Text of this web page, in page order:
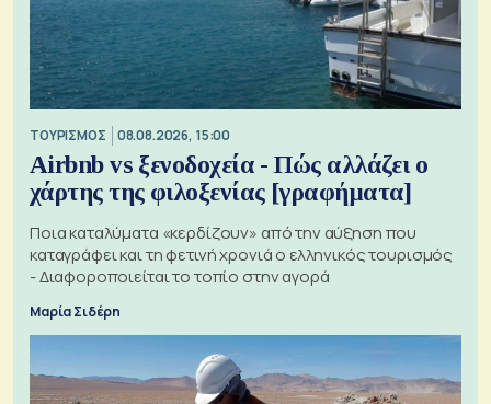
ΤΟΥΡΙΣΜΟΣ 08.08.2026, 15:00
Airbnb vs ξενοδοχεία - Πώς αλλάζει ο
χάρτης της φιλοξενίας [γραφήματα]
Ποια καταλύματα «κερδίζουν» από την αύξηση που
καταγράφει και τη φετινή χρονιά ο ελληνικός τουρισμός
- Διαφοροποιείται το τοπίο στην αγορά
Μαρία Σιδέρη